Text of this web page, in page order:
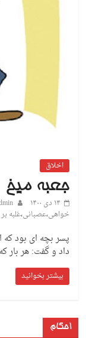
اخلاق
جعبه میخ
۱۴ دی ۱۴۰۰
خواهی،عصبانی،غلبه
پسر بچه ای بود
داد و گفت: هر بار که
بیشتر بخوانید
احکام